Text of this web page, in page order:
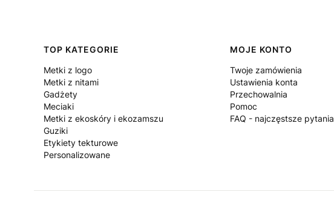
Linki w stopce
TOP KATEGORIE
Metki z logo
Metki z nitami
Gadżety
Meciaki
Metki z ekoskóry i ekozamszu
Guziki
Etykiety tekturowe
Personalizowane
MOJE KONTO
Twoje zamówienia
Ustawienia konta
Przechowalnia
Pomoc
FAQ - najczęstsze pytania